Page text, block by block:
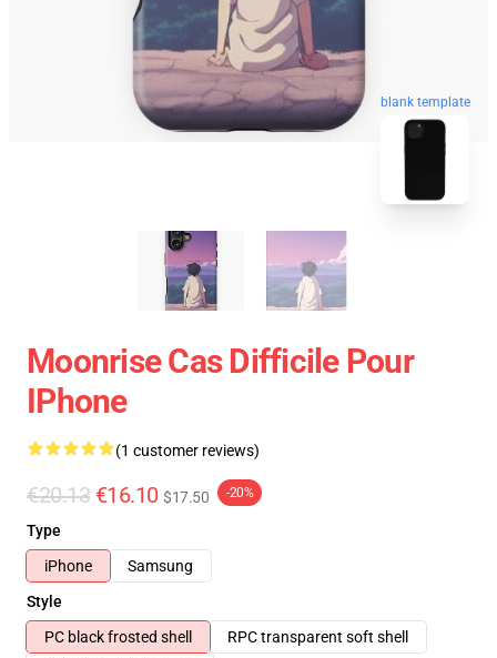
blank template
Moonrise Cas Difficile Pour
IPhone
(1 customer reviews)
€20.13 €16.10 $17.50 -20%
Type
iPhone
Samsung
Style
PC black frosted shell
RPC transparent soft shell